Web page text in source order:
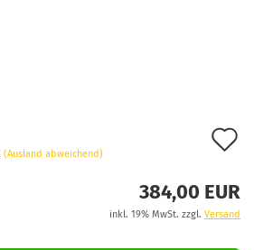
(Ausland abweichend)
384,00 EUR
inkl. 19% MwSt. zzgl. Versand